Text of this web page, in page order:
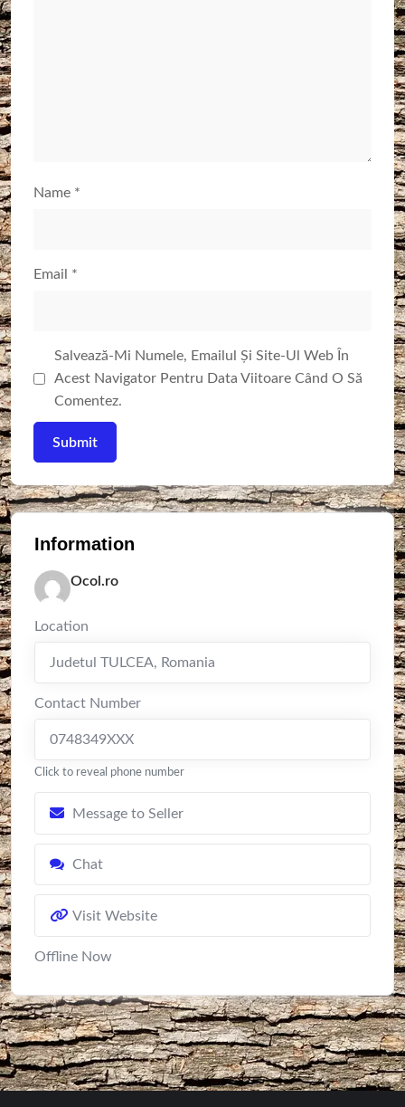
Name *
Email *
Salvează-Mi Numele, Emailul Și Site-Ul Web În
Acest Navigator Pentru Data Viitoare Când O Să
Comentez.
Information
Ocol.ro
Location
Judetul TULCEA, Romania
Contact Number
0748349XXX
Click to reveal phone number
Message to Seller
Chat
Visit Website
Offline Now